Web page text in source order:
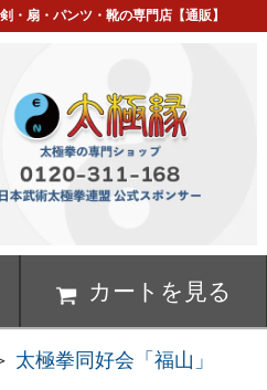
・扇・パンツ・靴の専門店【通販】
カートを見る
太極拳同好会「福山」